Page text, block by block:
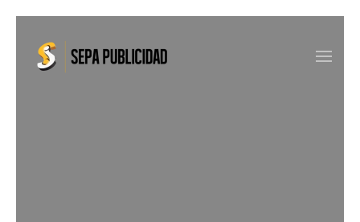
Skip to main content